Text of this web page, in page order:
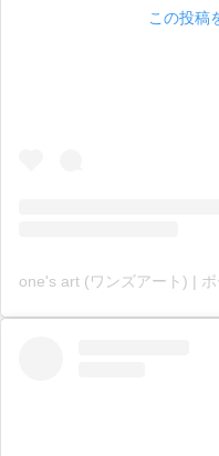
この投稿